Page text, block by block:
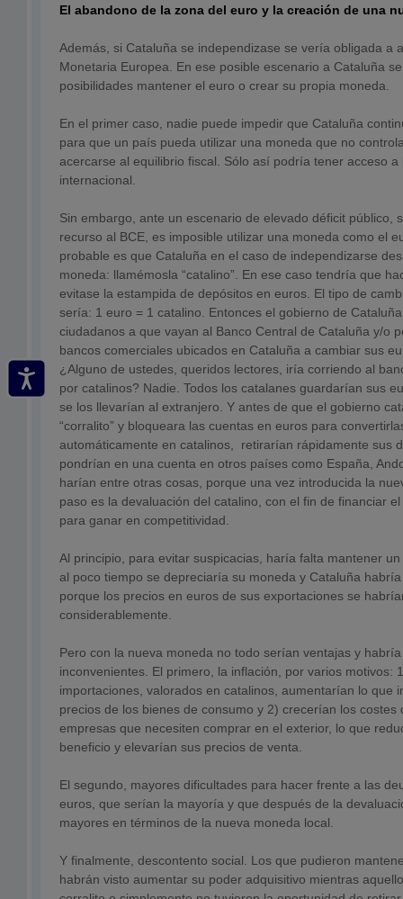
El abandono de la zona del euro y la creación de una
Además, si Cataluña se independizase se vería obligada a
Monetaria Europea. En ese posible escenario a Cataluña
posibilidades mantener el euro o crear su propia moneda.
En el primer caso, nadie puede impedir que Cataluña
para que un país pueda utilizar una moneda que no
acercarse al equilibrio fiscal. Sólo así podría tener acceso a
internacional.
Sin embargo, ante un escenario de elevado déficit público,
recurso al BCE, es imposible utilizar una moneda como el
probable es que Cataluña en el caso de independizarse
moneda: llamémosla “catalino”. En ese caso tendría que
evitase la estampida de depósitos en euros. El tipo de
sería: 1 euro = 1 catalino. Entonces el gobierno de
ciudadanos a que vayan al Banco Central de Cataluña y/o
bancos comerciales ubicados en Cataluña a cambiar sus
¿Alguno de ustedes, queridos lectores, iría corriendo al
por catalinos? Nadie. Todos los catalanes guardarían sus
se los llevarían al extranjero. Y antes de que el gobierno
“corralito” y bloqueara las cuentas en euros para
automáticamente en catalinos, retirarían rápidamente sus
pondrían en una cuenta en otros países como España,
harían entre otras cosas, porque una vez introducida la
paso es la devaluación del catalino, con el fin de financiar
para ganar en competitividad.
Al principio, para evitar suspicacias, haría falta mantener
al poco tiempo se depreciaría su moneda y Cataluña
porque los precios en euros de sus exportaciones se
considerablemente.
Pero con la nueva moneda no todo serían ventajas y
inconvenientes. El primero, la inflación, por varios motivos:
importaciones, valorados en catalinos, aumentarían lo que
precios de los bienes de consumo y 2) crecerían los costes
empresas que necesiten comprar en el exterior, lo que
beneficio y elevarían sus precios de venta.
El segundo, mayores dificultades para hacer frente a las
euros, que serían la mayoría y que después de la
mayores en términos de la nueva moneda local.
Y finalmente, descontento social. Los que pudieron
habrán visto aumentar su poder adquisitivo mientras